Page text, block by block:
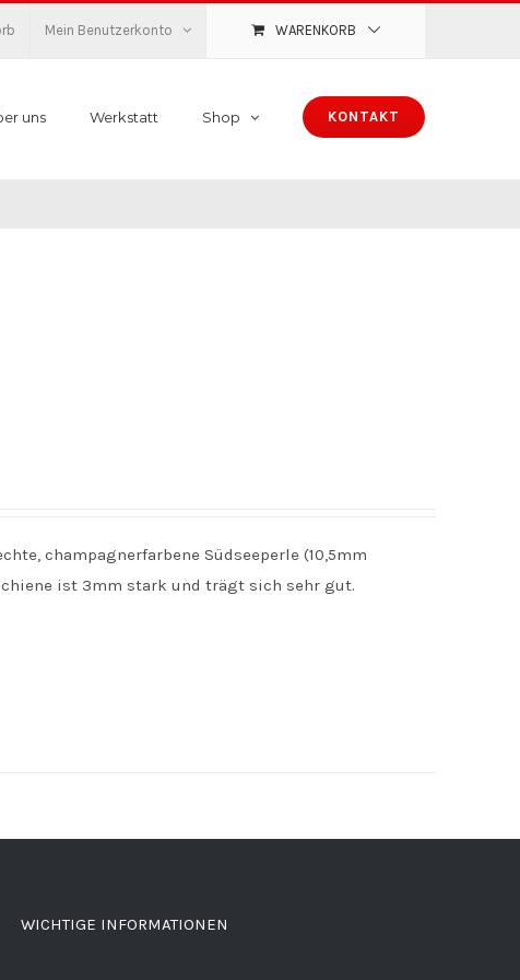
Mein Benutzerkonto WARENKORB
uns Werkstatt Shop KONTAKT
champagnerfarbene Südseeperle (10,5mm
ist 3mm stark und trägt sich sehr gut.
WICHTIGE INFORMATIONEN